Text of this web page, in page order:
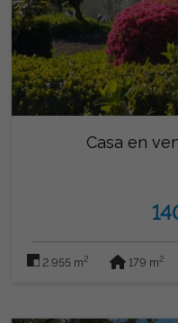
Casa en
2.955 m2 179 m2